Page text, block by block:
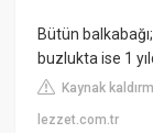
Bütün
buzlukta ise 1
Kaynak
lezzet.com.tr